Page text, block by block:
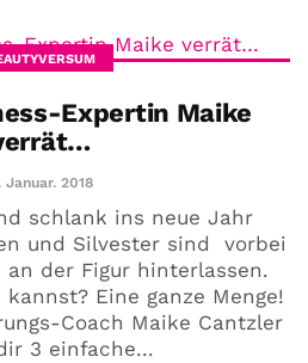
Expertin Maike
Januar. 2018
schlank ins neue Jahr
und Silvester sind vorbei
an der Figur hinterlassen.
Eine ganze Menge!
Coach Maike Cantzler
3 einfache...